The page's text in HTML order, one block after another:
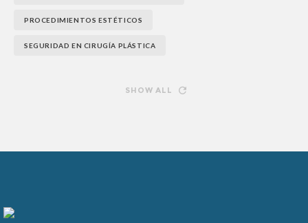
PROCEDIMIENTOS ESTÉTICOS
SEGURIDAD EN CIRUGÍA PLÁSTICA
SHOW ALL